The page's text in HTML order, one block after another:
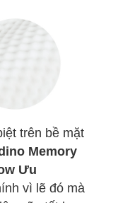
trên bề mặt
Memory
Ưu
vì lẽ đó mà